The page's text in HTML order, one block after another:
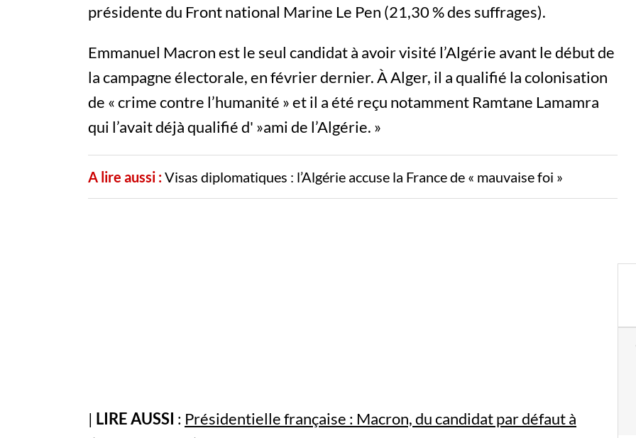
présidente du Front national Marine Le Pen (21,30 % des suffrages).
Emmanuel Macron est le seul candidat à avoir visité l’Algérie avant le début de
la campagne électorale, en février dernier. À Alger, il a qualifié la colonisation
de « crime contre l’humanité » et il a été reçu notamment Ramtane Lamamra
qui l’avait déjà qualifié d' »ami de l’Algérie. »
A lire aussi :Visas diplomatiques : l’Algérie accuse la France de « mauvaise foi »
| LIRE AUSSI : Présidentielle française : Macron, du candidat par défaut à